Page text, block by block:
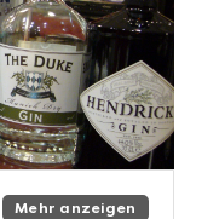
Mehr anzeigen